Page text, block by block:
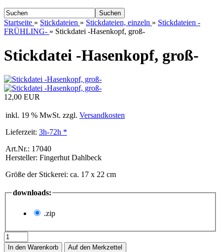
Suchen
Startseite » Stickdateien » Stickdateien, einzeln » Stickdateien -
FRÜHLING- » Stickdatei -Hasenkopf, groß-
Stickdatei -Hasenkopf, groß-
12,00 EUR
inkl. 19 % MwSt. zzgl. Versandkosten
Lieferzeit: 3h-72h *
Art.Nr.: 17040
Hersteller: Fingerhut Dahlbeck
Größe der Stickerei: ca. 17 x 22 cm
downloads:
.zip
In den Warenkorb